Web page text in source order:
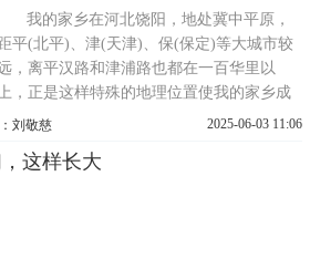
块大小的枪眼。张公堤遗存有9处抗战时期的
堡，如今武汉市
我的家乡在河北饶阳，地处冀中平原，
平(北平)、津(天津)、保(保定)等大城市较
，离平汉路和津浦路也都在一百华里以
，正是这样特殊的地理位置使我的家乡成
了冀中抗日根据地的中心地带，同时也成
身经历了日本侵略者对冀中抗日根据地实
刘敬慈 2025-06-03 11:06
这样长大